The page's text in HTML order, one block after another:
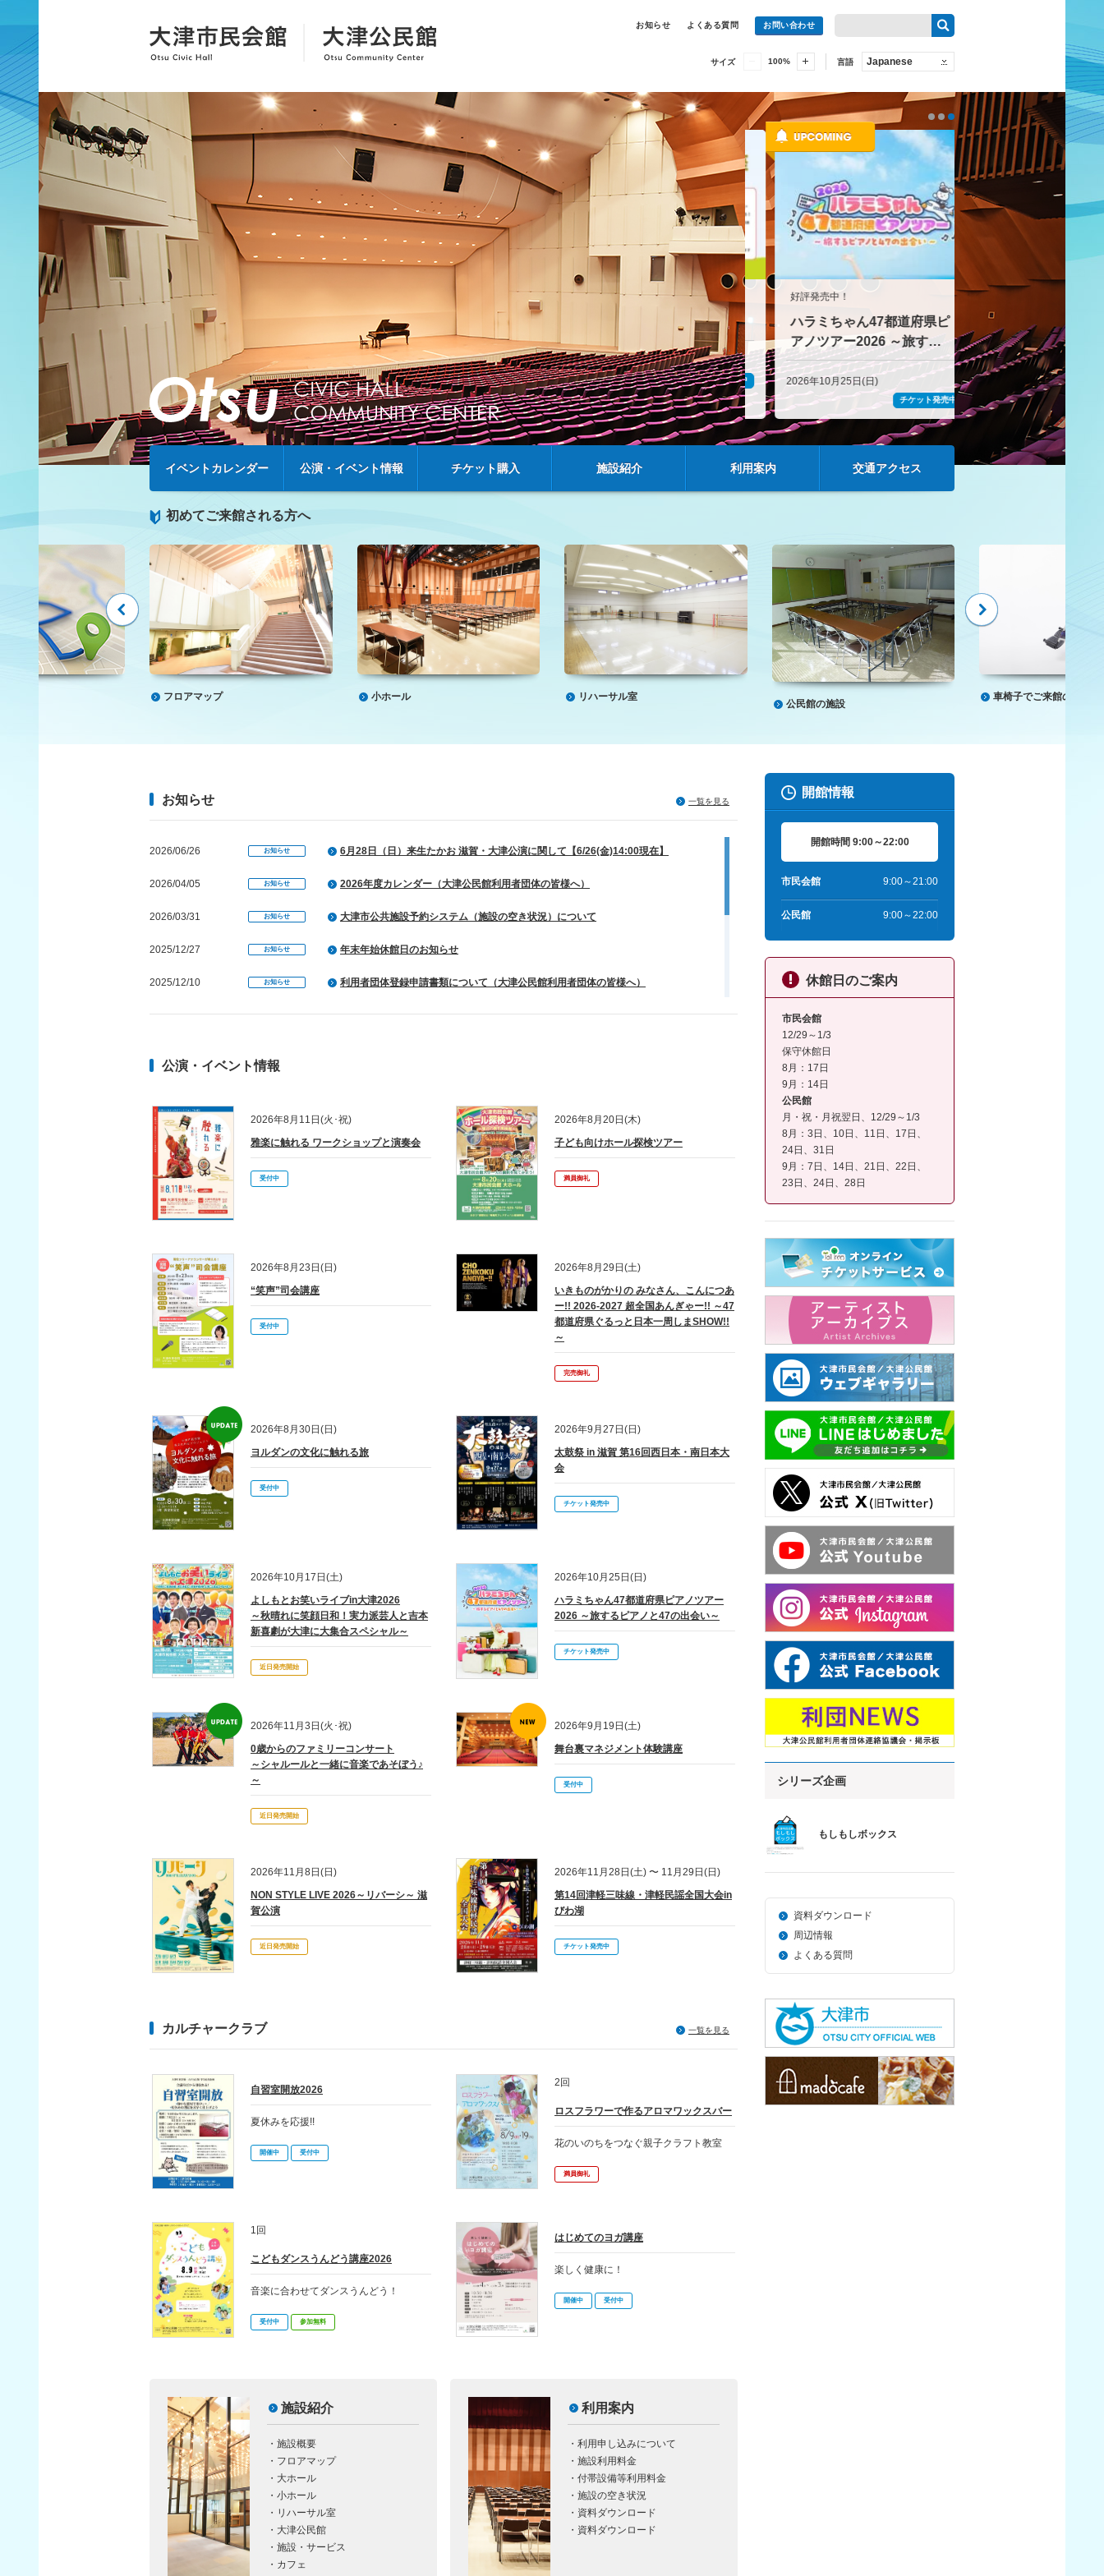
お知らせ よくある質問 お問い合わせ
サイズ 100% 言語 Japanese
好評発売中！
ハラミちゃん47都道府県ピ
アノツアー2026 ～旅す…
2026年10月25日(日)
チケット発売中
雅楽に触れる ワークショッ
プと演奏会2026
2026年8月11日(火･祝)
受付中
初心者大歓迎！
2026年8月23日(日)
受付中
好評発売中！
ハラミちゃん47都道府県ピ
アノツアー2026 ～旅す…
2026年10月25日(日)
チケット発売中
伝統にふれる夏休み
雅楽に触れる ワー
プと演奏会2026
2026年8月11日(火･祝)
イベントカレンダー 公演・イベント情報 チケット購入 施設紹介 利用案内 交通アクセス
初めてご来館される方へ
フロアマップ 小ホール リハーサル室
公民館の施設
車椅子でご来館のお客様
お知らせ 一覧を見る
2026/06/26 お知らせ 6月28日（日）来生たかお 滋賀・大津公演に関して【6/26(金)14:00現在】
2026/04/05 お知らせ 2026年度カレンダー（大津公民館利用者団体の皆様へ）
2026/03/31 お知らせ 大津市公共施設予約システム（施設の空き状況）について
2025/12/27 お知らせ 年末年始休館日のお知らせ
2025/12/10 お知らせ 利用者団体登録申請書類について（大津公民館利用者団体の皆様へ）
2025/06/14 お知らせ 風水害発生時の対応について（大津公民館）
2024/12/02 お知らせ 2025年度カレンダー（大津公民館利用者団体の皆様へ）
2024/11/30 お知らせ 利用者団体登録申請書類について（大津公民館利用者団体の皆様へ）
公演・イベント情報
2026年8月11日(火･祝)
雅楽に触れる ワークショップと演奏会
受付中
2026年8月20日(木)
子ども向けホール探検ツアー
満員御礼
2026年8月23日(日)
“笑声”司会講座
受付中
2026年8月29日(土)
いきものがかりの みなさん、こんにつあ
ー!! 2026-2027 超全国あんぎゃー!! ～47
都道府県ぐるっと日本一周しまSHOW!!
～
完売御礼
2026年8月30日(日)
ヨルダンの文化に触れる旅
受付中
2026年9月27日(日)
太鼓祭 in 滋賀 第16回西日本・南日本大
会
チケット発売中
2026年10月17日(土)
よしもとお笑いライブin大津2026
～秋晴れに笑顔日和！実力派芸人と吉本
新喜劇が大津に大集合スペシャル～
近日発売開始
2026年10月25日(日)
ハラミちゃん47都道府県ピアノツアー
2026 ～旅するピアノと47の出会い～
チケット発売中
2026年11月3日(火･祝)
0歳からのファミリーコンサート
～シャルールと一緒に音楽であそぼう♪
～
近日発売開始
2026年9月19日(土)
舞台裏マネジメント体験講座
受付中
2026年11月8日(日)
NON STYLE LIVE 2026～リバーシ～ 滋
賀公演
近日発売開始
2026年11月28日(土) 〜 11月29日(日)
第14回津軽三味線・津軽民謡全国大会in
びわ湖
チケット発売中
カルチャークラブ 一覧を見る
自習室開放2026
夏休みを応援!!
開催中 受付中
2回
ロスフラワーで作るアロマワックスバー
花のいのちをつなぐ親子クラフト教室
満員御礼
1回
こどもダンスうんどう講座2026
音楽に合わせてダンスうんどう！
受付中 参加無料
はじめてのヨガ講座
楽しく健康に！
開催中 受付中
施設紹介
・ 施設概要
・ フロアマップ
・ 大ホール
・ 小ホール
・ リハーサル室
・ 大津公民館
・ 施設・サービス
・ カフェ
利用案内
・ 利用申し込みについて
・ 施設利用料金
・ 付帯設備等利用料金
・ 施設の空き状況
・ 資料ダウンロード
・ 資料ダウンロード
開館情報
開館時間 9:00～22:00
市民会館 9:00～21:00
公民館 9:00～22:00
休館日のご案内
市民会館
12/29～1/3
保守休館日
8月：17日
9月：14日
公民館
月・祝・月祝翌日、12/29～1/3
8月：3日、10日、11日、17日、
24日、31日
9月：7日、14日、21日、22日、
23日、24日、28日
シリーズ企画
もしもしボックス
資料ダウンロード
周辺情報
よくある質問